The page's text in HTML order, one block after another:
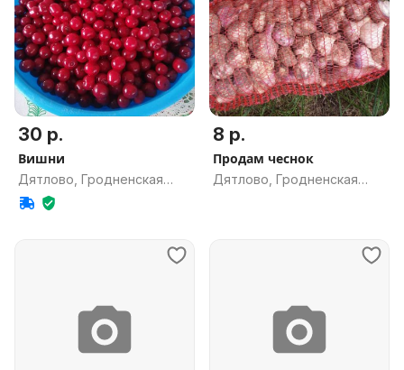
30 р.
Вишни
Дятлово, Гродненская
обл.
8 р.
Продам чеснок
Дятлово, Гродненская